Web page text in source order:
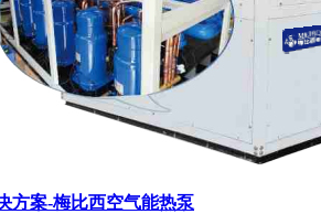
方案-梅比西空气能热泵